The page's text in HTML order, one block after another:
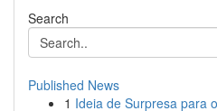
Search
Published News
1 Ideia de Surpresa para